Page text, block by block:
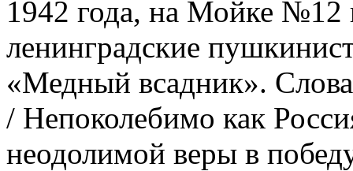
1942 года, на Мойке №12
ленинградские
«Медный всадник».
/ Непоколебимо как
неодолимой веры в